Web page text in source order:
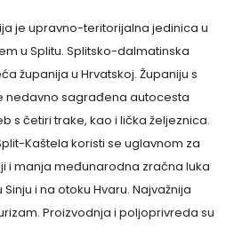
je upravno-teritorijalna jedinica u
u Splitu. Splitsko-dalmatinska
županija u Hrvatskoj. Županiju s
nedavno sagrađena autocesta
s četiri trake, kao i lička željeznica.
Kaštela koristi se uglavnom za
i manja međunarodna zračna luka
i na otoku Hvaru. Najvažnija
Proizvodnja i poljoprivreda su